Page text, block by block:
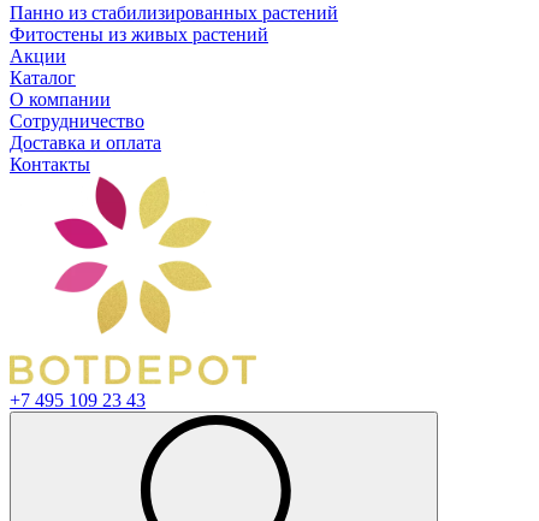
Панно из стабилизированных растений
Фитостены из живых растений
Акции
Каталог
О компании
Сотрудничество
Доставка и оплата
Контакты
+7 495 109 23 43